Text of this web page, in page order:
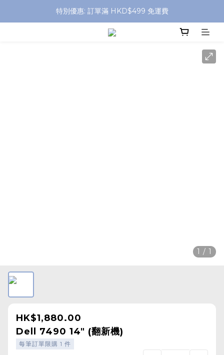
特別優惠: 訂單滿 HKD$499 免運費
特別優惠: 訂單滿 HKD$499 免運費
門店自取 任何消費免運費
1 / 1
HK$1,880.00
Dell 7490 14" (翻新機)
每筆訂單限購 1 件